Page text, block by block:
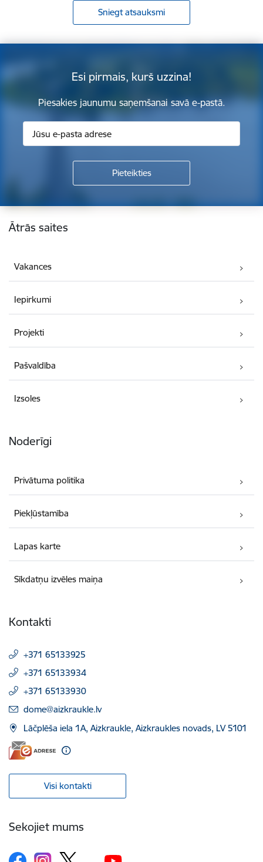
Sniegt atsauksmi
Esi pirmais, kurš uzzina!
Piesakies jaunumu saņemšanai savā e-pastā.
Kājene
Ātrās saites
Vakances
Iepirkumi
Projekti
Pašvaldība
Izsoles
Noderīgi
Privātuma politika
Piekļūstamība
Lapas karte
Sīkdatņu izvēles maiņa
Kontakti
+371 65133925
+371 65133934
+371 65133930
E-pasts:
dome@aizkraukle.lv
Lāčplēša iela 1A, Aizkraukle, Aizkraukles novads, LV 5101
Visi kontakti
Sekojiet mums